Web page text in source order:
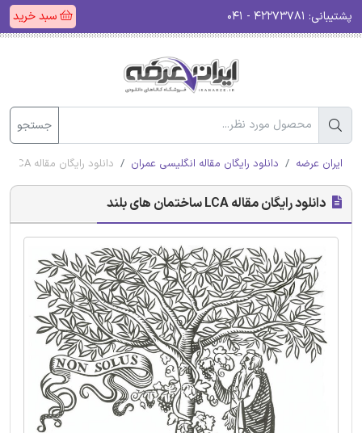
پشتیبانی: سبد خرید
جستجو
ایران عرضه دانلود رایگان مقاله انگلیسی عمران دانلود رایگان مقاله LCA ساختمان های بلند
دانلود رایگان مقاله LCA ساختمان های بلند